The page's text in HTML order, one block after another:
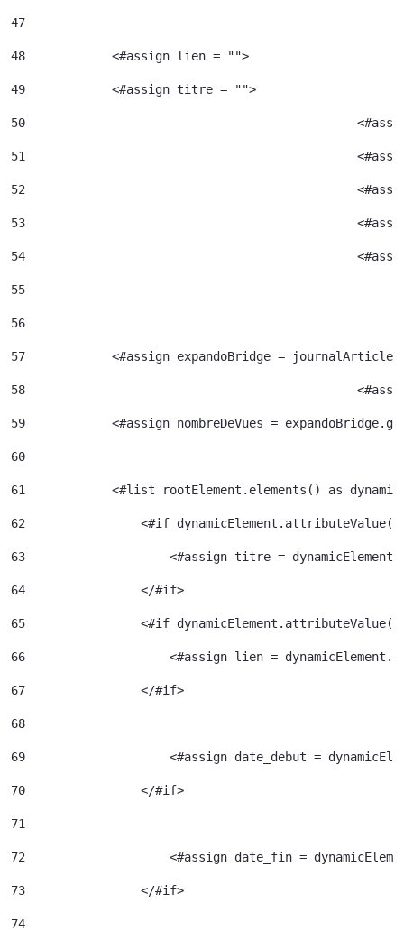
47
48
            <#assign lien = "">
49
            <#assign titre = "">
50
51
52
53
54
55
56
57
<#assign expandoBridge =
58
59
<#assign nombreDeVues =
60
61
<#list rootElement.elements() as
62
<#if
63
<#assign titre =
64
                </#if>
65
<#if
66
<#assign lien =
67
                </#if>
68
69
<#assign date_debut =
70
                </#if>
71
72
<#assign date_fin =
73
                </#if>
74